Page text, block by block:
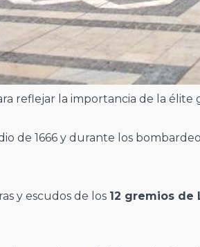
reflejar la importancia de la élite
de 1666 y durante los
y escudos de los 12 gremios de